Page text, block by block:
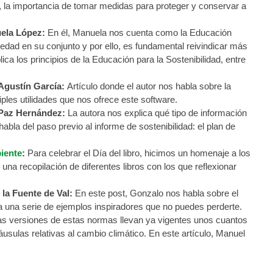
importancia de tomar medidas para proteger y conservar a
López: En él, Manuela nos cuenta como la Educación
en su conjunto y por ello, es fundamental reivindicar más
los principios de la Educación para la Sostenibilidad, entre
García: Artículo donde el autor nos habla sobre la
utilidades que nos ofrece este software.
Hernández: La autora nos explica qué tipo de información
del paso previo al informe de sostenibilidad: el plan de
: Para celebrar el Día del libro, hicimos un homenaje a los
recopilación de diferentes libros con los que reflexionar
Fuente de Val: En este post, Gonzalo nos habla sobre el
serie de ejemplos inspiradores que no puedes perderte.
versiones de estas normas llevan ya vigentes unos cuantos
relativas al cambio climático. En este artículo, Manuel